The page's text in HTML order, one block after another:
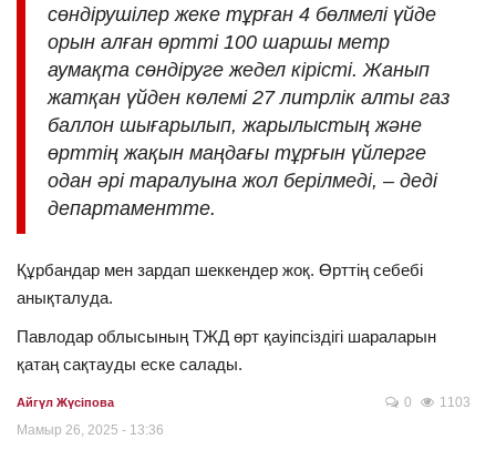
сөндірушілер жеке тұрған 4 бөлмелі үйде
орын алған өртті 100 шаршы метр
аумақта сөндіруге жедел кірісті. Жанып
жатқан үйден көлемі 27 литрлік алты газ
баллон шығарылып, жарылыстың және
өрттің жақын маңдағы тұрғын үйлерге
одан әрі таралуына жол берілмеді, – деді
департаментте.
Құрбандар мен зардап шеккендер жоқ. Өрттің себебі
анықталуда.
Павлодар облысының ТЖД өрт қауіпсіздігі шараларын
қатаң сақтауды еске салады.
Айгүл Жүсіпова
Мамыр 26, 2025 - 13:36
0 1103